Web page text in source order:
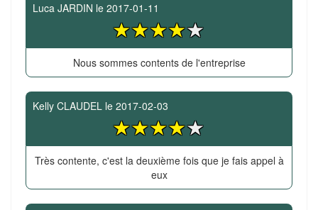
Luca JARDIN le 2017-01-11
Nous sommes contents de l'entreprise
Kelly CLAUDEL le 2017-02-03
Très contente, c'est la deuxième fois que je fais appel à
eux